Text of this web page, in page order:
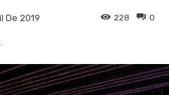
De 2019 0
228